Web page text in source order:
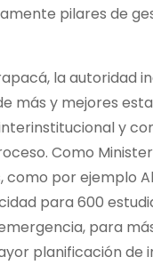
pilares de
la autoridad
más y mejores
y
Como
por ejemplo
para 600
para
planificación